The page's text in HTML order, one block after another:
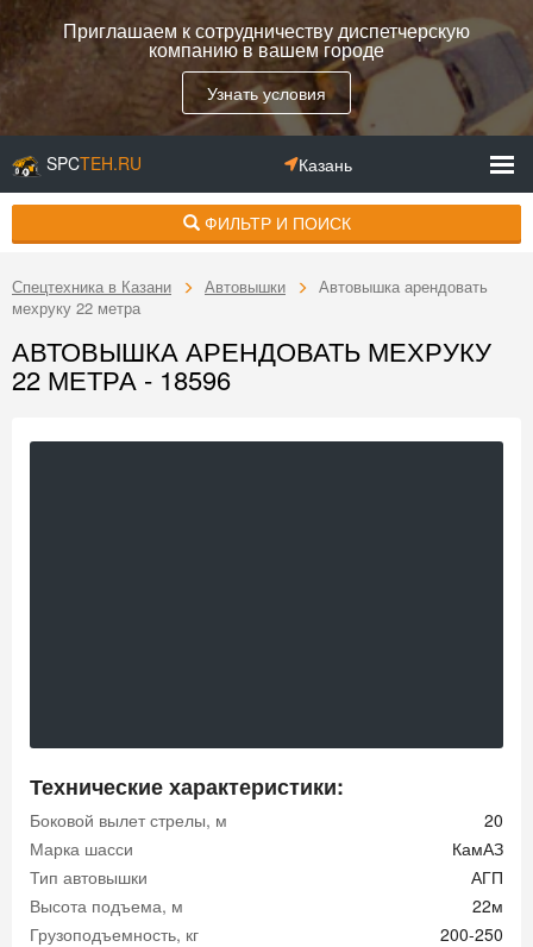
Приглашаем к сотрудничеству диспетчерскую
компанию в вашем городе
Узнать условия
SPCTEH.RU Казань
ФИЛЬТР И ПОИСК
Спецтехника в Казани Автовышки
Автовышка арендовать
мехруку 22 метра
АВТОВЫШКА АРЕНДОВАТЬ МЕХРУКУ
22 МЕТРА - 18596
Технические характеристики:
Боковой вылет стрелы, м
20
Марка шасси
КамАЗ
Тип автовышки
АГП
Высота подъема, м
22м
Грузоподъемность, кг
200-250